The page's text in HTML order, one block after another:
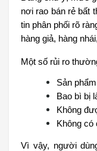
nơi rao bán rẻ bất
tin phân phối rõ
hàng giả, hàng
Một số rủi ro
Sản
Bao bì bị
Không
Không có
Vì vậy, người